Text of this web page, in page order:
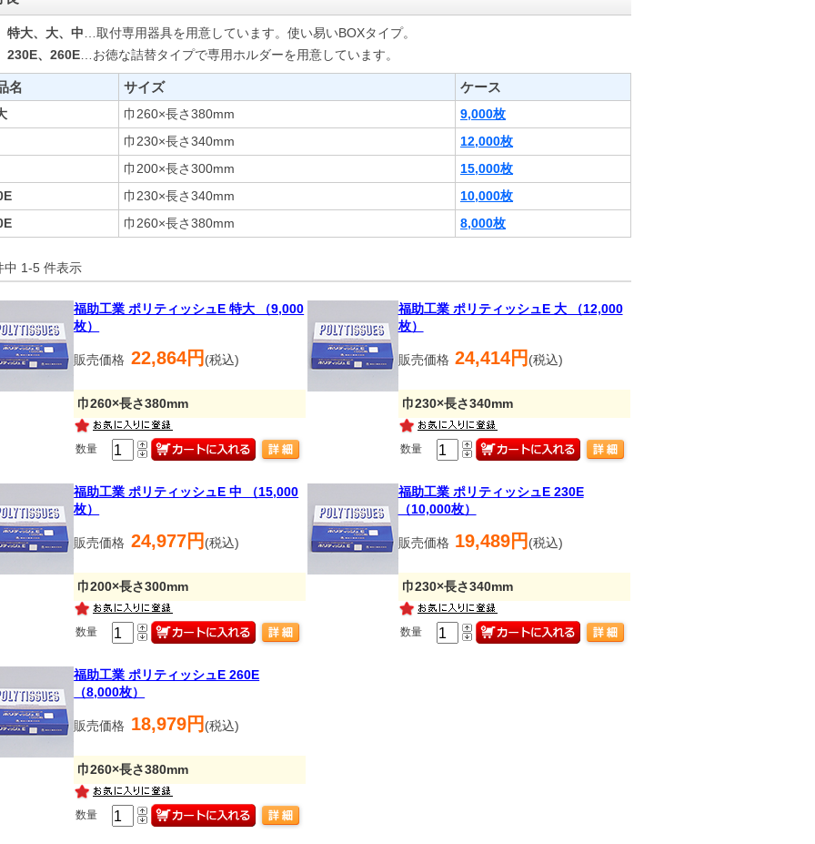
特大、大、中 …取付専用器具を用意しています。使い易いBOXタイプ。
230E、260E…お徳な詰替タイプで専用ホルダーを用意しています。
名 サイズ ケース
巾260×長さ380mm
9,000枚
巾230×長さ340mm
12,000枚
巾200×長さ300mm
15,000枚
巾230×長さ340mm
10,000枚
巾260×長さ380mm 8,000枚
中 1-5 件表示
福助工業 ポリティッシュE 特大 （9,000
枚）
販売価格 22,864円 (税込)
巾260×長さ380mm
数量
福助工業 ポリティッシュE 大 （12,000
枚）
販売価格 24,414円 (税込)
巾230×長さ340mm
数量
福助工業 ポリティッシュE 中 （15,000
枚）
販売価格 24,977円 (税込)
巾200×長さ300mm
数量
福助工業 ポリティッシュE 230E
（10,000枚）
販売価格 19,489円 (税込)
巾230×長さ340mm
数量
福助工業 ポリティッシュE 260E
（8,000枚）
販売価格 18,979円 (税込)
巾260×長さ380mm
数量